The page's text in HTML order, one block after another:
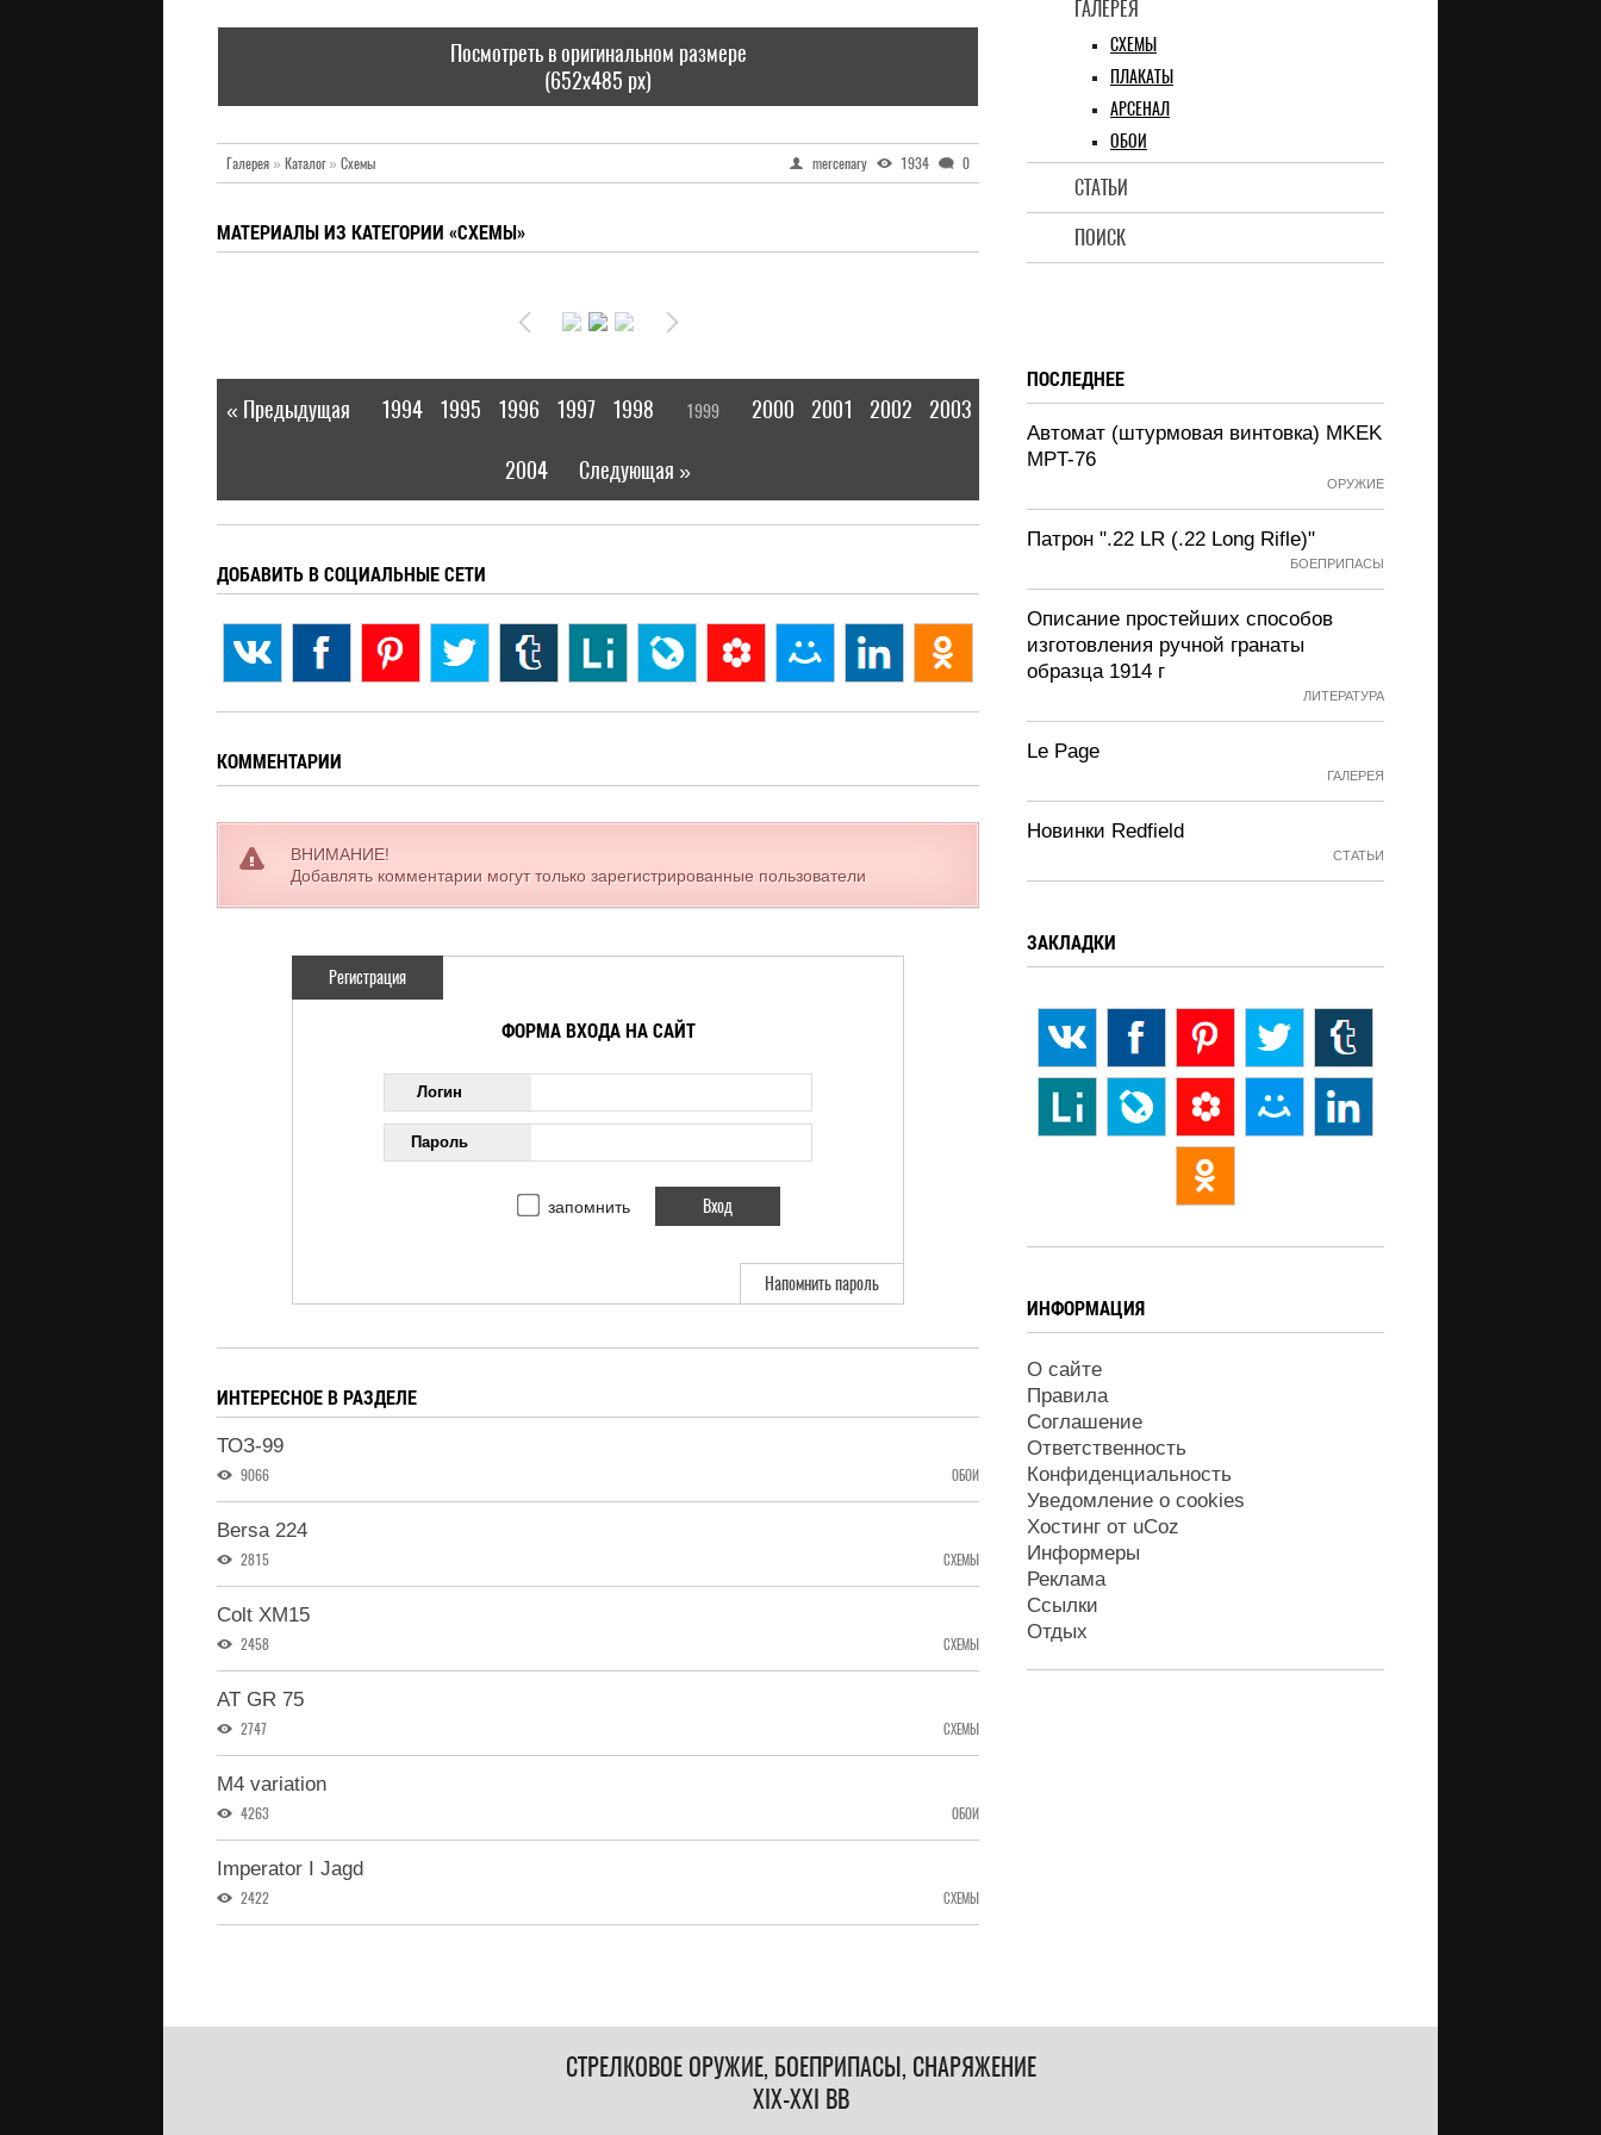
ГАЛЕРЕЯ
СХЕМЫ
ПЛАКАТЫ
АРСЕНАЛ
ОБОИ
СТАТЬИ
ПОИСК
Посмотреть в оригинальном размере
(652x485 px)
Галерея» Каталог» Схемы mercenary 1934 0
МАТЕРИАЛЫ ИЗ КАТЕГОРИИ «СХЕМЫ»
« Предыдущая 1994 1995 1996 1997 1998 1999 2000 2001 2002 2003
2004 Следующая »
ДОБАВИТЬ В СОЦИАЛЬНЫЕ СЕТИ
КОММЕНТАРИИ
ВНИМАНИЕ!
Добавлять комментарии могут только зарегистрированные пользователи
Регистрация
ФОРМА ВХОДА НА САЙТ
Логин
Пароль
запомнить
Напомнить пароль
ИНТЕРЕСНОЕ В РАЗДЕЛЕ
ТОЗ-99
9066 ОБОИ
Bersa 224
2815 СХЕМЫ
Colt XM15
2458 СХЕМЫ
AT GR 75
2747 СХЕМЫ
M4 variation
4263 ОБОИ
Imperator I Jagd
2422 СХЕМЫ
ПОСЛЕДНЕЕ
Автомат (штурмовая винтовка) MKEK
MPT-76
ОРУЖИЕ
Патрон ".22 LR (.22 Long Rifle)"
БОЕПРИПАСЫ
Описание простейших способов
изготовления ручной гранаты
образца 1914 г
ЛИТЕРАТУРА
Le Page
ГАЛЕРЕЯ
Новинки Redfield
СТАТЬИ
ЗАКЛАДКИ
ИНФОРМАЦИЯ
О сайте
Правила
Соглашение
Ответственность
Конфиденциальность
Уведомление о cookies
Хостинг от uCoz
Информеры
Реклама
Ссылки
Отдых
СТРЕЛКОВОЕ ОРУЖИЕ, БОЕПРИПАСЫ, СНАРЯЖЕНИЕ
XIX-XXI ВВ